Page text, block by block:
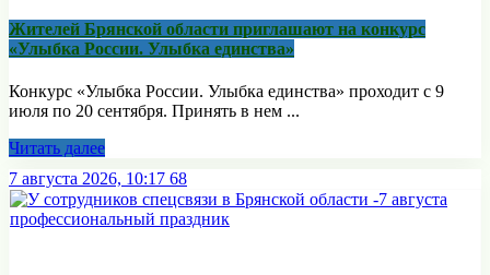
Жителей Брянской области приглашают на конкурс
«Улыбка России. Улыбка единства»
Конкурс «Улыбка России. Улыбка единства» проходит с 9
июля по 20 сентября. Принять в нем ...
Читать далее
7 августа 2026, 10:17 68